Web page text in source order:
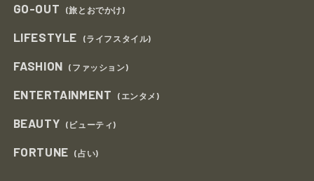
GO-OUT (旅とおでかけ)
LIFESTYLE (ライフスタイル)
FASHION (ファッション)
ENTERTAINMENT (エンタメ)
BEAUTY (ビューティ)
FORTUNE (占い)